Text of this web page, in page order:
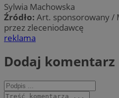
Sylwia Machowska
Źródło: Art. sponsorowany /
przez zleceniodawcę
reklama
Dodaj komentarz